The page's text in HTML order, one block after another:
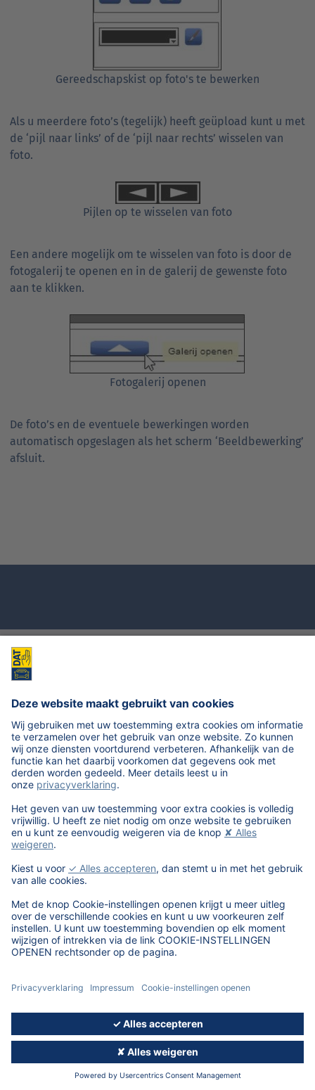
Gereedschapskist op foto's te bewerken
Als u meerdere foto’s (tegelijk) heeft geüpload kunt u met
de ‘pijl naar links’ of de ‘pijl naar rechts’ wisselen van
foto.
Pijlen op te wisselen van foto
Een andere mogelijk om te wisselen van foto is door de
fotogalerij te openen en in de galerij de gewenste foto
aan te klikken.
Fotogalerij openen
De foto’s en de eventuele bewerkingen worden
automatisch opgeslagen als het scherm ‘Beeldbewerking’
afsluit.
ALGEMENE
VOORWAARDEN